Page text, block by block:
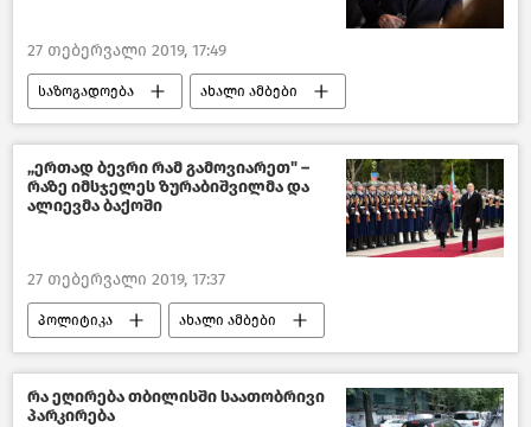
27 თებერვალი 2019, 17:49
საზოგადოება ახალი ამბები
საქართველო
ქართველი ცნობადი სახეები
„ერთად ბევრი რამ გამოვიარეთ" –
რაზე იმსჯელეს ზურაბიშვილმა და
ალიევმა ბაქოში
27 თებერვალი 2019, 17:37
პოლიტიკა ახალი ამბები
საქართველოს პრეზიდენტი
საქართველო
რა ეღირება თბილისში საათობრივი
პარკირება